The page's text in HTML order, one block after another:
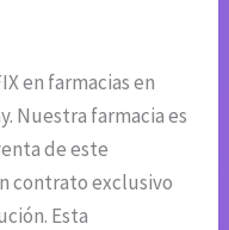
en farmacias en
Nuestra farmacia es
de este
contrato exclusivo
Esta